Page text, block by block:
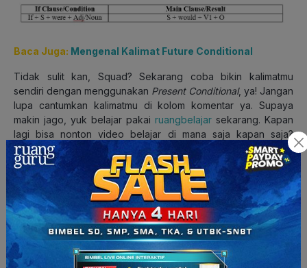
Baca Juga: Mengenal Kalimat Future Conditional
Tidak sulit kan, Squad? Sekarang coba bikin kalimatmu
sendiri dengan menggunakan Present Conditional, ya! Jangan
lupa cantumkan kalimatmu di kolom komentar ya. Supaya
makin jago, yuk belajar pakai ruangbelajar sekarang. Kapan
lagi bisa nonton video belajar di mana saja kapan saja?
Downloadsekarang dan siap-siap jadi juara, ya!